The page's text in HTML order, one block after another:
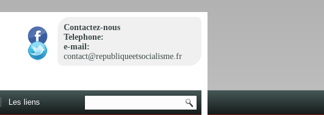
Contactez-nous
Telephone:
e-mail:
contact@republiqueetsocialisme.fr
Les liens